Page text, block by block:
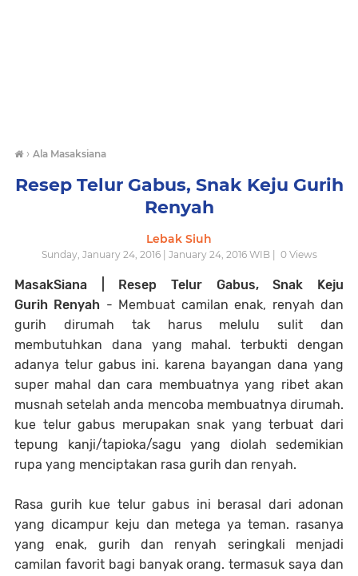
› Ala Masaksiana
Resep Telur Gabus, Snak Keju Gurih
Renyah
Lebak Siuh
Sunday, January 24, 2016 | January 24, 2016 WIB | 0Views
MasakSiana | Resep Telur Gabus, Snak Keju
Gurih Renyah - Membuat camilan enak, renyah dan
gurih dirumah tak harus melulu sulit dan
membutuhkan dana yang mahal. terbukti dengan
adanya telur gabus ini. karena bayangan dana yang
super mahal dan cara membuatnya yang ribet akan
musnah setelah anda mencoba membuatnya dirumah.
kue telur gabus merupakan snak yang terbuat dari
tepung kanji/tapioka/sagu yang diolah sedemikian
rupa yang menciptakan rasa gurih dan renyah.
Rasa gurih kue telur gabus ini berasal dari adonan
yang dicampur keju dan metega ya teman. rasanya
yang enak, gurih dan renyah seringkali menjadi
camilan favorit bagi banyak orang. termasuk saya dan